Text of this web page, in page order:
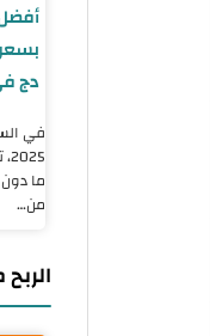
دج
في
من…